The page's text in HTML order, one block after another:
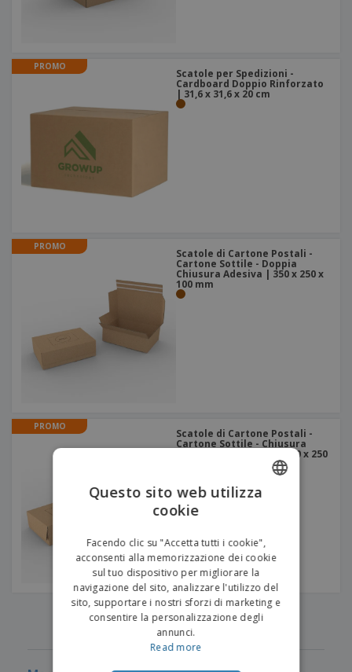
PROMO
Scatole per Spedizioni -
Cardboard Doppio Rinforzato
| 31,6 x 31,6 x 20 cm
PROMO
Scatole di Cartone Postali -
Cartone Sottile - Doppia
Chiusura Adesiva | 350 x 250 x
100 mm
PROMO
Scatole di Cartone Postali -
Cartone Sottile - Chiusura
Adesiva | Modello A | 350 x 250
‹ 1 2 3 4 5 ›
Questo sito web utilizza
cookie
Facendo clic su "Accetta tutti i cookie",
acconsenti alla memorizzazione dei cookie
sul tuo dispositivo per migliorare la
navigazione del sito, analizzare l'utilizzo del
sito, supportare i nostri sforzi di marketing e
consentire la personalizzazione degli
annunci.
Read more